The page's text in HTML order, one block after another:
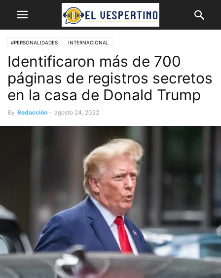
#PERSONALIDADES INTERNACIONAL
Identificaron más de 700
páginas de registros secretos
en la casa de Donald Trump
By Redacción - agosto 24, 2022